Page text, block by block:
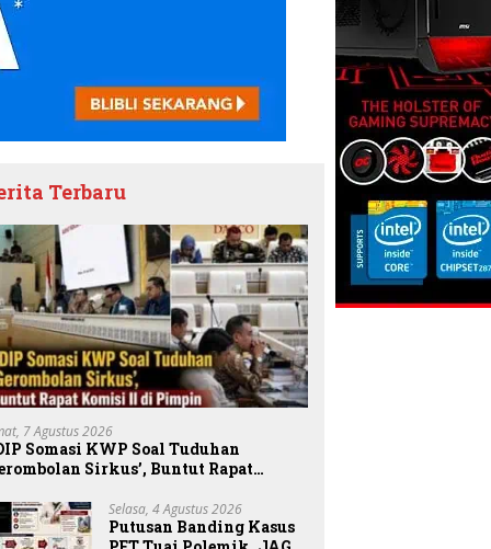
Terbaru
7 Agustus 2026
Somasi KWP Soal Tuduhan
Sirkus’, Buntut Rapat
Selasa, 4 Agustus 2026
Putusan Banding Kasus